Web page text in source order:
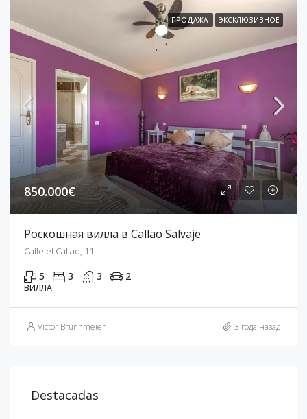
ПРОДАЖА ЭКСКЛЮЗИВНОЕ
850.000€
Роскошная вилла в Callao Salvaje
Calle el Callao, 11
5 3 3 2
ВИЛЛА
Victor Brunnmeier 3 года назад
Destacadas